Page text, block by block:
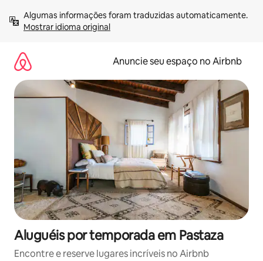
para
Mostrar idioma original
Anuncie seu espaço no Airbnb
Aluguéis por temporada em Pastaza
Encontre e reserve lugares incríveis no Airbnb